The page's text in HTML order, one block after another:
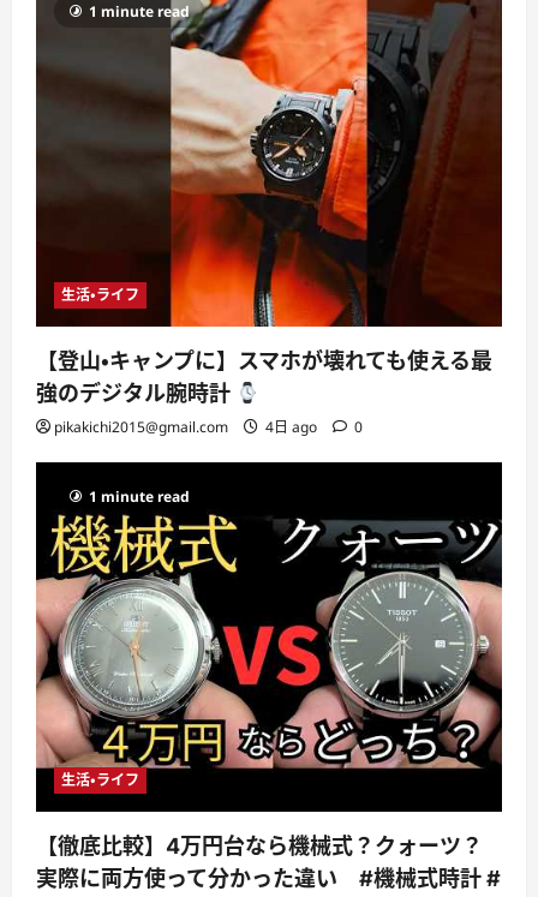
1 minute read
生活・ライフ
【登山・キャンプに】スマホが壊れても使える最
強のデジタル腕時計
pikakichi2015@gmail.com 4日 ago 0
1 minute read
生活・ライフ
【徹底比較】4万円台なら機械式？クォーツ？
実際に両方使って分かった違い #機械式時計 #